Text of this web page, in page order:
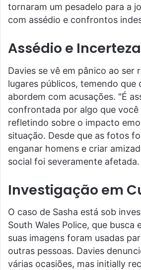
tornaram um pesadelo para a
com assédio e confrontos
Assédio e
Davies se vê em pânico ao ser
lugares públicos, temendo que
abordem com acusações. "É
confrontada por algo que você
refletindo sobre o impacto
situação. Desde que as fotos
enganar homens e criar
social foi severamente afetada.
Investigação em
O caso de Sasha está sob
South Wales Police, que busca
suas imagens foram usadas
outras pessoas. Davies
várias ocasiões, mas initially